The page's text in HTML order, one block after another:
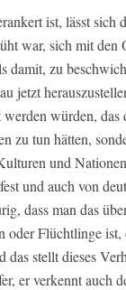
ist, lässt sich
war, sich mit den
damit, zu
jetzt
würden,
zu tun hätten,
und
und auch von
dass man das
Flüchtlinge
das stellt dieses
er verkennt auch